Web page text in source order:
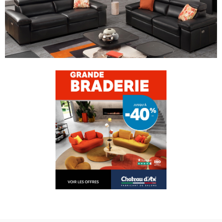
PERSONNALISER VOTRE CANAPÉ